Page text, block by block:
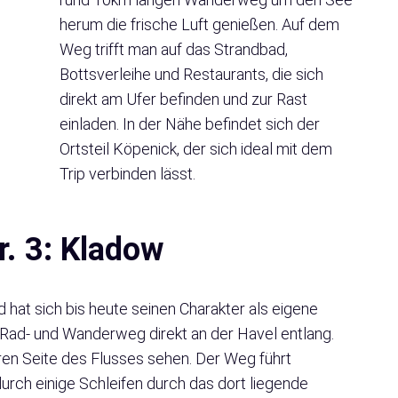
herum die frische Luft genießen. Auf dem
Weg trifft man auf das Strandbad,
Bottsverleihe und Restaurants, die sich
direkt am Ufer befinden und zur Rast
einladen. In der Nähe befindet sich der
Ortsteil Köpenick, der sich ideal mit dem
Trip verbinden lässt.
3: Kladow
sich bis heute seinen Charakter als eigene
und Wanderweg direkt an der Havel entlang.
Seite des Flusses sehen. Der Weg führt
einige Schleifen durch das dort liegende